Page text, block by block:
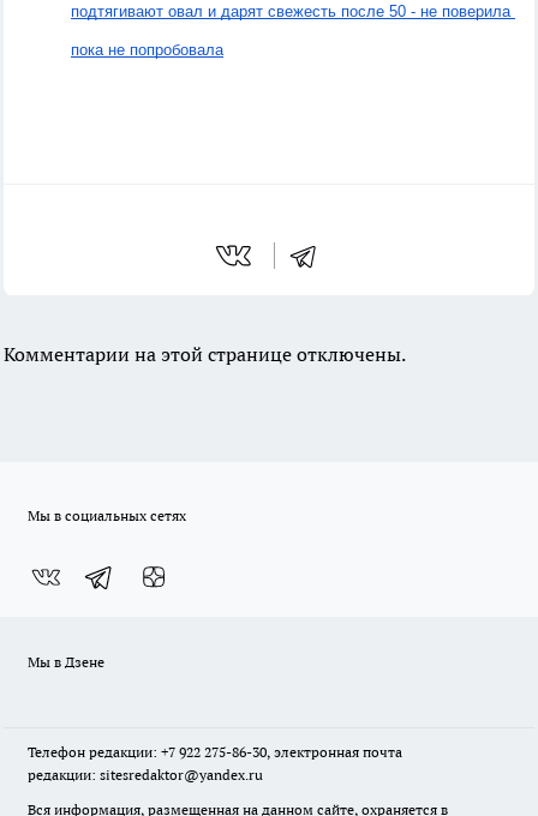
подтягивают овал и дарят свежесть после 50 - не поверила
пока не попробовала
Комментарии на этой странице отключены.
Мы в социальных сетях
Мы в Дзене
Телефон редакции: +7 922 275-86-30, электронная почта
редакции: sitesredaktor@yandex.ru
Вся информация, размещенная на данном сайте, охраняется в